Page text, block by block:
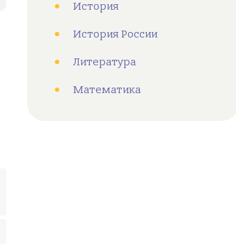
История
История России
Литература
Математика